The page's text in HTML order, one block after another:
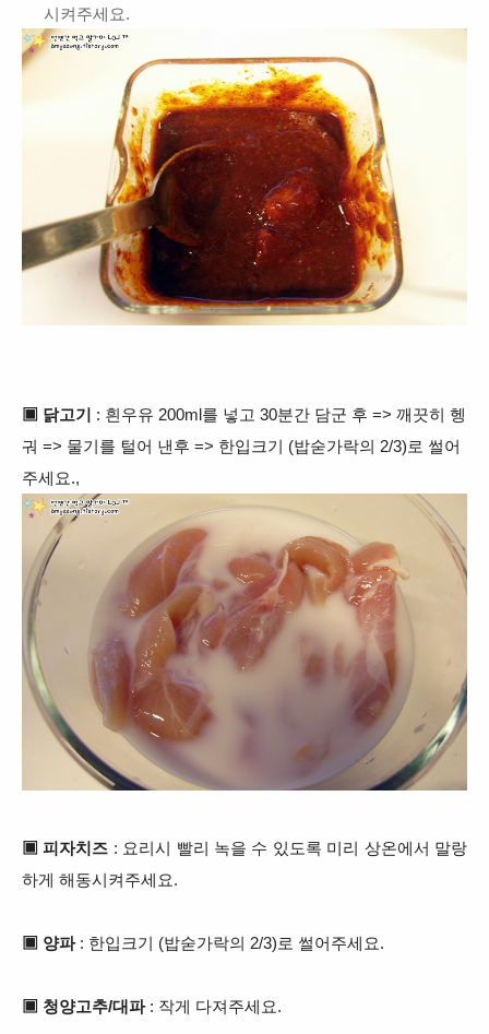
시켜주세요.
▣ 닭고기
: 흰우유 200ml를 넣고 30분간 담군 후 => 깨끗히 헹
궈 => 물기를 털어 낸후 => 한입크기 (밥숟가락의 2/3)로 썰어
주세요.,
▣ 피자치즈 : 요리시 빨리 녹을 수 있도록 미리 상온에서 말랑
하게 해동시켜주세요.
▣ 양파: 한입크기 (밥숟가락의 2/3)로 썰어주세요.
▣ 청양고추/대파: 작게 다져주세요.